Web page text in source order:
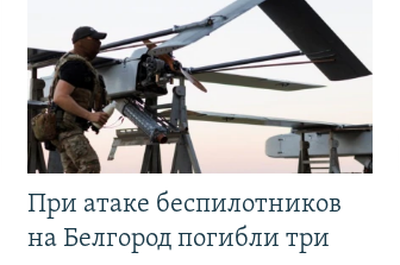
При атаке беспилотников
на Белгород погибли три